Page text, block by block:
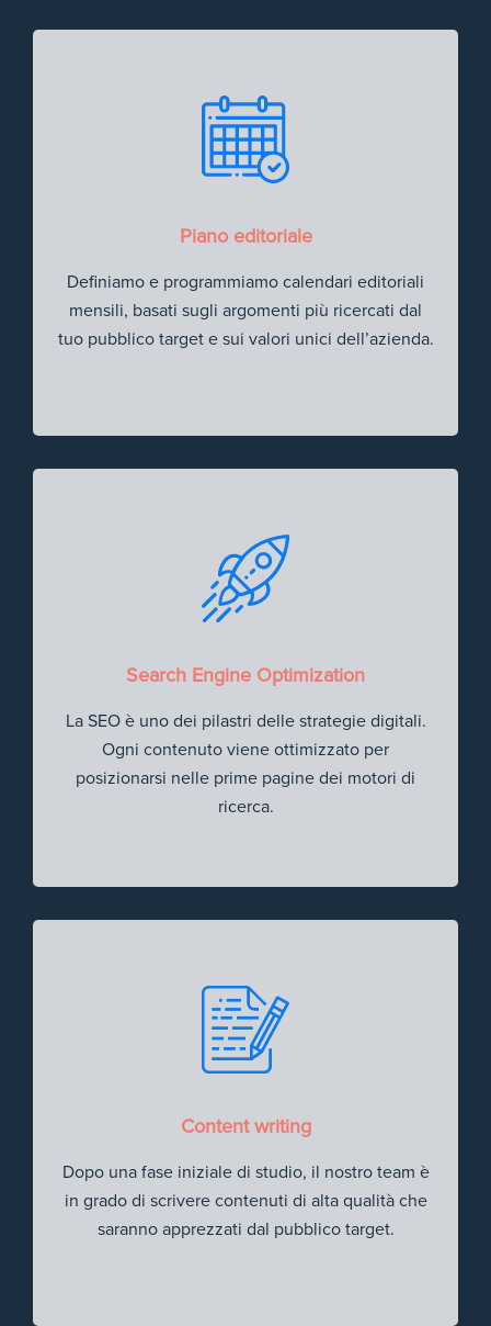
Piano editoriale
Definiamo e programmiamo calendari editoriali
mensili, basati sugli argomenti più ricercati dal
tuo pubblico target e sui valori unici dell’azienda.
Search Engine Optimization
La SEO è uno dei pilastri delle strategie digitali.
Ogni contenuto viene ottimizzato per
posizionarsi nelle prime pagine dei motori di
ricerca.
Content writing
Dopo una fase iniziale di studio, il nostro team è
in grado di scrivere contenuti di alta qualità che
saranno apprezzati dal pubblico target.